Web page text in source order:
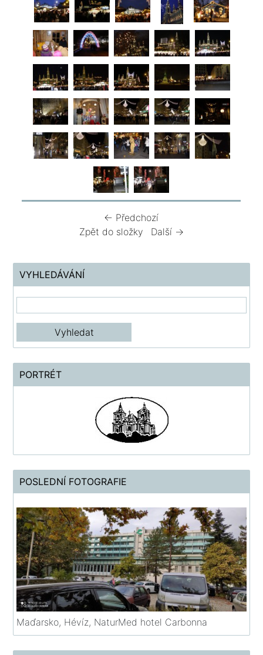
← Předchozí
Zpět do složky
Další →
VYHLEDÁVÁNÍ
PORTRÉT
POSLEDNÍ FOTOGRAFIE
Maďarsko, Hévíz, NaturMed hotel Carbonna